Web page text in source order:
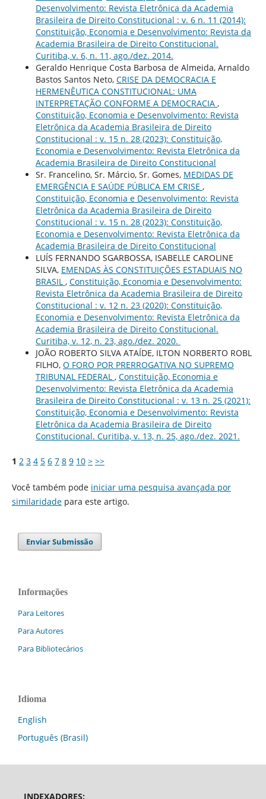
Desenvolvimento: Revista Eletrônica da Academia
Brasileira de Direito Constitucional : v. 6 n. 11 (2014):
Constituição, Economia e Desenvolvimento: Revista da
Academia Brasileira de Direito Constitucional.
Curitiba, v. 6, n. 11, ago./dez. 2014.
Geraldo Henrique Costa Barbosa de Almeida, Arnaldo
Bastos Santos Neto, CRISE DA DEMOCRACIA E
HERMENÊUTICA CONSTITUCIONAL: UMA
INTERPRETAÇÃO CONFORME A DEMOCRACIA ,
Constituição, Economia e Desenvolvimento: Revista
Eletrônica da Academia Brasileira de Direito
Constitucional : v. 15 n. 28 (2023): Constituição,
Economia e Desenvolvimento: Revista Eletrônica da
Academia Brasileira de Direito Constitucional
Sr. Francelino, Sr. Márcio, Sr. Gomes, MEDIDAS DE
EMERGÊNCIA E SAÚDE PÚBLICA EM CRISE ,
Constituição, Economia e Desenvolvimento: Revista
Eletrônica da Academia Brasileira de Direito
Constitucional : v. 15 n. 28 (2023): Constituição,
Economia e Desenvolvimento: Revista Eletrônica da
Academia Brasileira de Direito Constitucional
LUÍS FERNANDO SGARBOSSA, ISABELLE CAROLINE
SILVA, EMENDAS ÀS CONSTITUIÇÕES ESTADUAIS NO
BRASIL , Constituição, Economia e Desenvolvimento:
Revista Eletrônica da Academia Brasileira de Direito
Constitucional : v. 12 n. 23 (2020): Constituição,
Economia e Desenvolvimento: Revista Eletrônica da
Academia Brasileira de Direito Constitucional.
Curitiba, v. 12, n. 23, ago./dez. 2020.
JOÃO ROBERTO SILVA ATAÍDE, ILTON NORBERTO ROBL
FILHO, O FORO POR PRERROGATIVA NO SUPREMO
TRIBUNAL FEDERAL , Constituição, Economia e
Desenvolvimento: Revista Eletrônica da Academia
Brasileira de Direito Constitucional : v. 13 n. 25 (2021):
Constituição, Economia e Desenvolvimento: Revista
Eletrônica da Academia Brasileira de Direito
Constitucional. Curitiba, v. 13, n. 25, ago./dez. 2021.
1 2 3 4 5 6 7 8 9 10 > >>
Você também pode iniciar uma pesquisa avançada por
similaridadepara este artigo.
Enviar Submissão
Informações
Para Leitores
Para Autores
Para Bibliotecários
Idioma
English
Português (Brasil)
INDEXADORES: